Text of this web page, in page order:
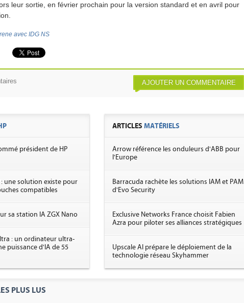
leur sortie, en février prochain pour la version standard et en avril pour
avec IDG NS
AJOUTER UN COMMENTAIRE
président de HP
: une solution existe pour
compatibles
sa station IA ZGX Nano
: un ordinateur ultra-
puissance d'IA de 55
ARTICLESMATÉRIELS
Arrow référence les onduleurs d'ABB pour
l'Europe
Barracuda rachète les solutions IAM et PAM
d'Evo Security
Exclusive Networks France choisit Fabien
Azra pour piloter ses alliances stratégiques
Upscale AI prépare le déploiement de la
technologie réseau Skyhammer
PLUS LUS